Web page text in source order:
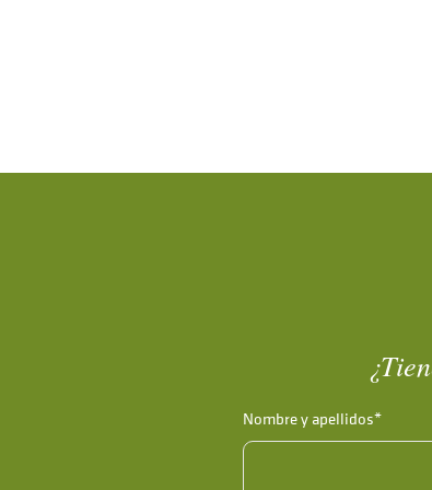
Nombre y apellidos*